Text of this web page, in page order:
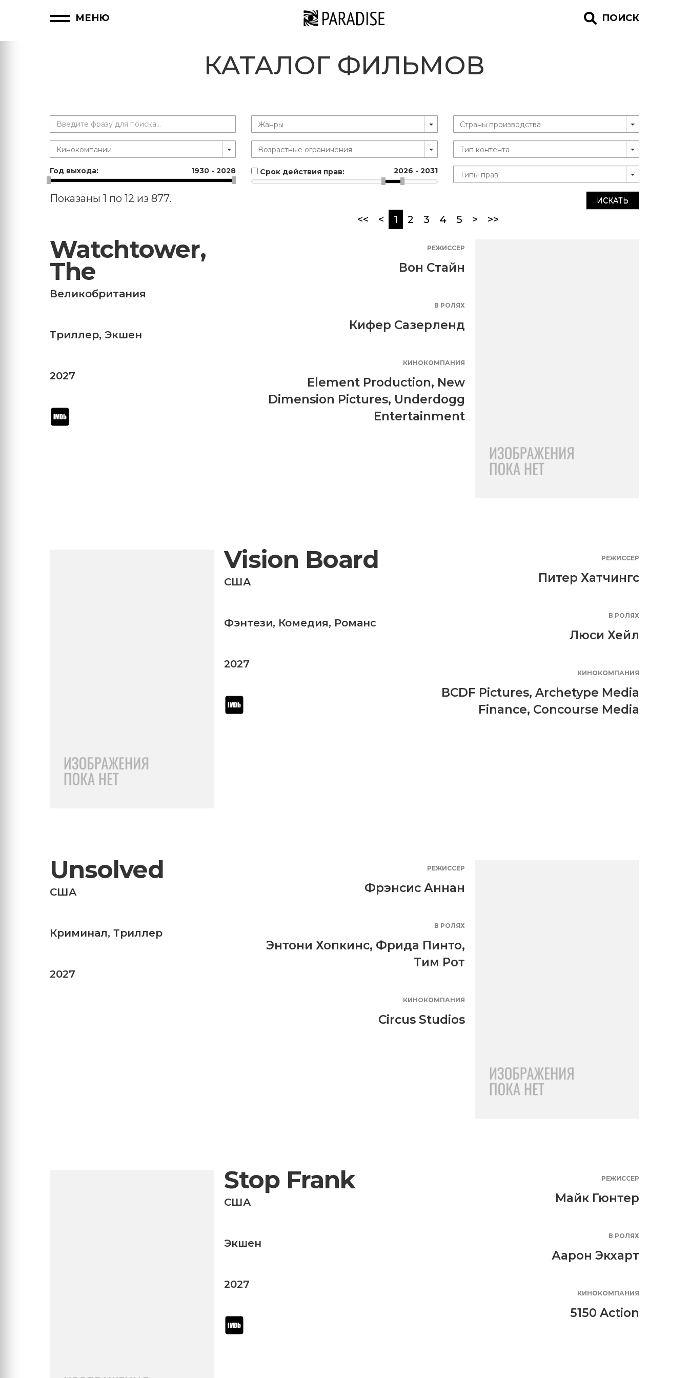
МЕНЮ ПОИСК
КАТАЛОГ ФИЛЬМОВ
Год выхода: 1930 -2028 Срок действия прав: 2026 - 2031
ИСКАТЬ
Показаны 1 по 12 из 877.
<<
< 1 (current)
2 3 4 5 > >>
Watchtower,
The
Великобритания
Триллер, Экшен
2027
РЕЖИССЕР
Вон Стайн
В РОЛЯХ
Кифер Сазерленд
КИНОКОМПАНИЯ
Element Production, New
Dimension Pictures, Underdogg
Entertainment
Vision Board
США
Фэнтези, Комедия, Романс
2027
РЕЖИССЕР
Питер Хатчингс
В РОЛЯХ
Люси Хейл
КИНОКОМПАНИЯ
BCDF Pictures, Archetype Media
Finance, Concourse Media
Unsolved
США
Криминал, Триллер
2027
РЕЖИССЕР
Фрэнсис Аннан
В РОЛЯХ
Энтони Хопкинс, Фрида Пинто,
Тим Рот
КИНОКОМПАНИЯ
Circus Studios
Stop Frank
США
Экшен
2027
РЕЖИССЕР
Майк Гюнтер
В РОЛЯХ
Аарон Экхарт
КИНОКОМПАНИЯ
5150 Action